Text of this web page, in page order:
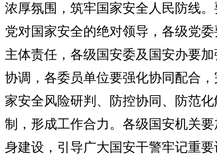
浓厚氛围，筑牢国家安全人民防线
党对国家安全的绝对领导，各级党
主体责任，各级国安委及国安办要
协调，各委员单位要强化协同配合
家安全风险研判、防控协同、防范
制，形成工作合力。各级国安机关
身建设，引导广大国安干警牢记重